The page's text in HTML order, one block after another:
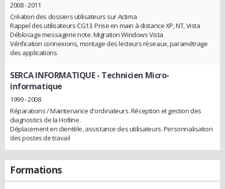
2008 - 2011
Création des dossiers utilisateurs sur Actima
Rappel des utilisateurs CG13. Prise en main à distance XP, NT, Vista
Déblocage messagerie note. Migration Windows Vista
Vérification connexions, montage des lecteurs réseaux, paramétrage
des applications
SERCA INFORMATIQUE- Technicien Micro-
informatique
1999 - 2008
Réparations / Maintenance d'ordinateurs. Réception et gestion des
diagnostics de la Hotline.
Déplacement en clientèle, assistance des utilisateurs. Personnalisation
des postes de travail
Formations